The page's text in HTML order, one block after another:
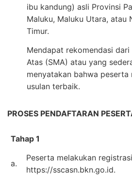
ibu kandung) asli Provinsi
Maluku, Maluku Utara, atau
Timur.
Mendapat rekomendasi dari
Atas (SMA) atau yang
menyatakan bahwa peserta
usulan terbaik.
PROSES PENDAFTARAN
Tahap 1
a.
Peserta melakukan
https://sscasn.bkn.go.id.